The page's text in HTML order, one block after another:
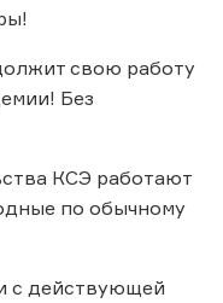
свою работу
Без
КСЭ работают
по обычному
с действующей